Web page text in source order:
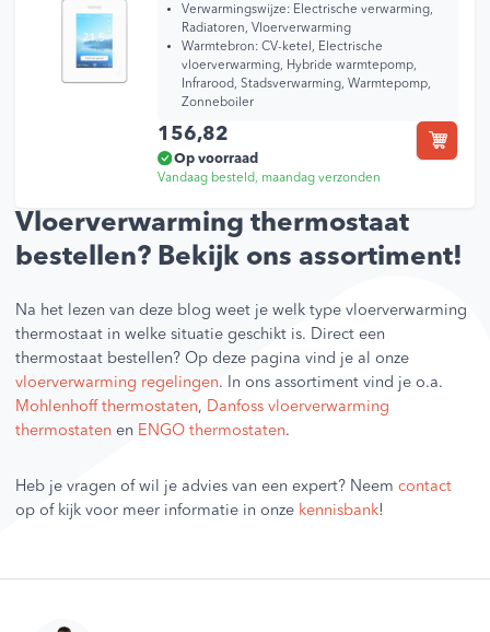
Verwarmingswijze: Electrische verwarming,
Radiatoren, Vloerverwarming
Warmtebron: CV-ketel, Electrische
vloerverwarming, Hybride warmtepomp,
Infrarood, Stadsverwarming, Warmtepomp,
Zonneboiler
156,82
Op voorraad
Vandaag besteld, maandag verzonden
Vloerverwarming thermostaat
bestellen? Bekijk ons assortiment!
Na het lezen van deze blog weet je welk type vloerverwarming
thermostaat in welke situatie geschikt is. Direct een
thermostaat bestellen? Op deze pagina vind je al onze
vloerverwarming regelingen. In ons assortiment vind je o.a.
Mohlenhoff thermostaten, Danfoss vloerverwarming
thermostaten en ENGO thermostaten.
Heb je vragen of wil je advies van een expert? Neemcontact
op of kijk voor meer informatie in onze kennisbank!